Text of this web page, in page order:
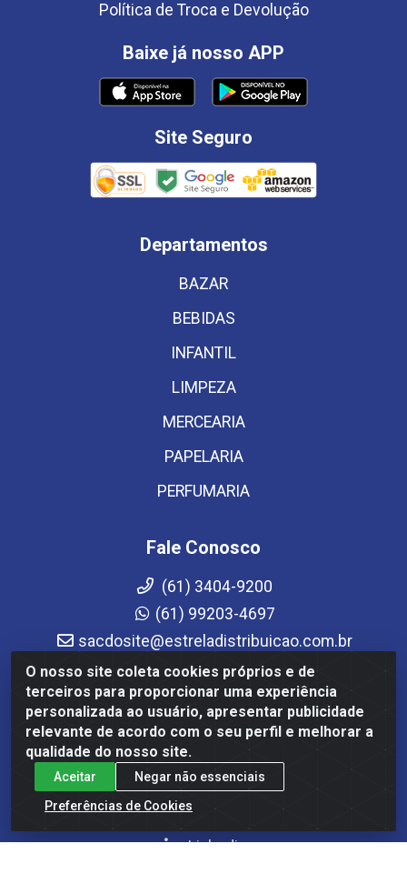
O nosso site coleta cookies próprios e de
terceiros para proporcionar uma experiência
personalizada ao usuário, apresentar publicidade
relevante de acordo com o seu perfil e melhorar a
qualidade do nosso site.
Aceitar
Negar não essenciais
Preferências de Cookies
Política de Troca e Devolução
Baixe já nosso APP
Site Seguro
Departamentos
BAZAR
BEBIDAS
INFANTIL
LIMPEZA
MERCEARIA
PAPELARIA
PERFUMARIA
Fale Conosco
(61) 3404-9200
(61) 99203-4697
sacdosite@estreladistribuicao.com.br
Atendimento de segunda a sexta-feira das 08h às
12h e das 13h30 às 17h30
Redes Sociais
Instagram
Facebook
Linkedin